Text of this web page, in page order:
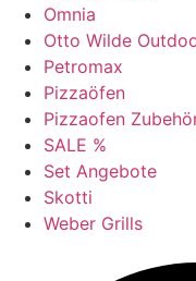
Omnia
Otto Wilde
Petromax
Pizzaöfen
Pizzaofen
SALE %
Set Angebote
Skotti
Weber Grills